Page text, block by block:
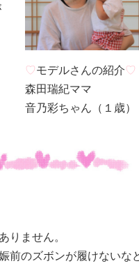
♡モデルさんの紹介♡
森田瑞紀ママ
音乃彩ちゃん（１歳）
りません。
前のズボンが履けないな